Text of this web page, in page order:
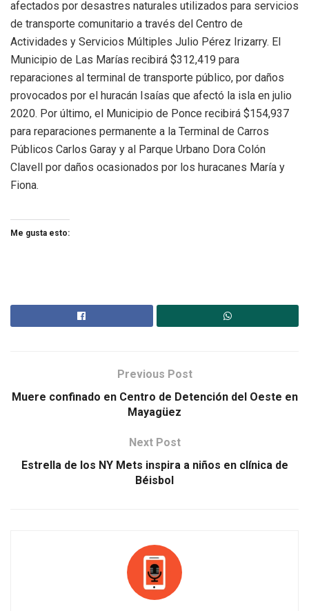
afectados por desastres naturales utilizados para servicios
de transporte comunitario a través del Centro de
Actividades y Servicios Múltiples Julio Pérez Irizarry. El
Municipio de Las Marías recibirá $312,419 para
reparaciones al terminal de transporte público, por daños
provocados por el huracán Isaías que afectó la isla en julio
2020. Por último, el Municipio de Ponce recibirá $154,937
para reparaciones permanente a la Terminal de Carros
Públicos Carlos Garay y al Parque Urbano Dora Colón
Clavell por daños ocasionados por los huracanes María y
Fiona.
Me gusta esto:
Previous Post
Muere confinado en Centro de Detención del Oeste en
Mayagüez
Next Post
Estrella de los NY Mets inspira a niños en clínica de
Béisbol